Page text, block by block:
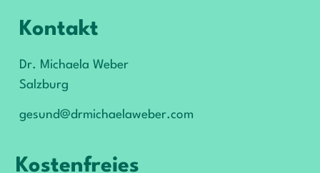
Kontakt
Dr. Michaela Weber
Salzburg
gesund@drmichaelaweber.com
Kostenfreies